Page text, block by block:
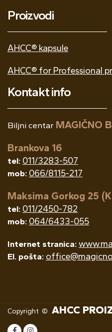
Proizvodi
AHCC® kapsule
AHCC® for Professional
Kontakt info
Biljni centar MAGIČNO
Brankova 16
tel: 011/3283-507
mob: 066/8115-217
Maksima Gorkog 25
tel: 011/2450-782
mob: 064/6433-055
Internet stranica:
El. pošta:
Copyright © AHCC